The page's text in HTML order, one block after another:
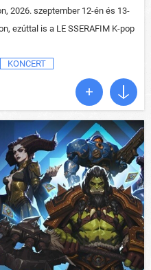
2026. szeptember 12-én és 13-
ezúttal is a LE SSERAFIM K-pop
KONCERT